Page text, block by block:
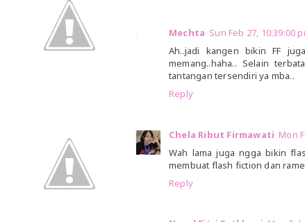
Mechta Sun Feb 27, 10:39:00
Ah..jadi kangen bikin FF
memang..haha.. Selain
tantangan tersendiri ya mba..
Reply
Chela Ribut Firmawati Mon
Wah lama juga ngga bikin
membuat flash fiction dan
Reply